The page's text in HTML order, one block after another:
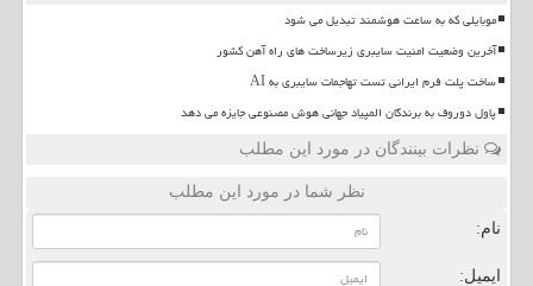
موبایلی که به ساعت هوشمند تبدیل می شود
آخرین وضعیت امنیت سایبری زیرساخت های راه آهن کشور
ساخت پلت فرم ایرانی تست تهاجمات سایبری به AI
پاول دوروف به برندگان المپیاد جهانی هوش مصنوعی جایزه می دهد
نظرات بینندگان در مورد این مطلب
نظر شما در مورد این مطلب
نام:
ایمیل: